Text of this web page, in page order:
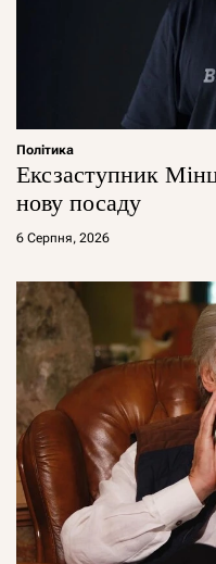
Політика
Ексзаступник
нову посаду
6 Серпня, 2026